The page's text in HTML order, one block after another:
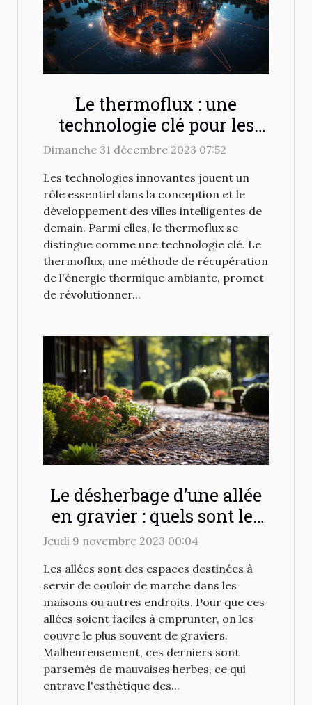
Le thermoflux : une
technologie clé pour les
villes intelligentes de
Dimanche 31 décembre 2023 07:52
Les technologies innovantes jouent un
rôle essentiel dans la conception et le
développement des villes intelligentes de
demain. Parmi elles, le thermoflux se
distingue comme une technologie clé. Le
thermoflux, une méthode de récupération
de l'énergie thermique ambiante, promet
de révolutionner...
Le désherbage d’une allée
en gravier : quels sont les
différents moyens pour
désherber efficacement ?
Jeudi 9 novembre 2023 00:04
Les allées sont des espaces destinées à
servir de couloir de marche dans les
maisons ou autres endroits. Pour que ces
allées soient faciles à emprunter, on les
couvre le plus souvent de graviers.
Malheureusement, ces derniers sont
parsemés de mauvaises herbes, ce qui
entrave l'esthétique des...